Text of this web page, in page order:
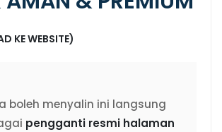
KE WEBSITE)
boleh menyalin ini langsung
pengganti resmi halaman